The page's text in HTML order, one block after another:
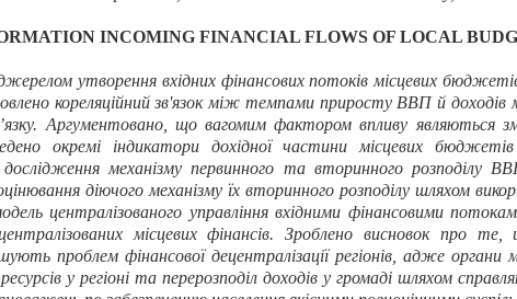
INCOMING FINANCIAL FLOWS OF LOCAL
утворення вхідних фінансових потоків місцевих
кореляційний зв'язок між темпами приросту ВВП й
Аргументовано, що вагомим фактором впливу являються
окремі індикатори дохідної частини місцевих
механізму первинного та вторинного розподілу
діючого механізму їх вторинного розподілу шляхом
централізованого управління вхідними фінансовими
місцевих фінансів. Зроблено висновок про
проблем фінансової децентралізації регіонів, адже
у регіоні та перерозподіл доходів у громаді шляхом